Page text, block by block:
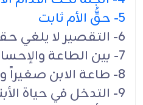
5- حقُّ الأم ثابت
6- التقصير لا يلغي حقها
7- بين الطاعة والإحسان
8- طاعة الابن صغيراً وإحسانه إليها كبيراً
9- التدخل في حياة الأبناء